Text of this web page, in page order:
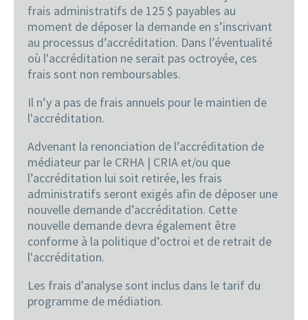
frais administratifs de 125 $ payables au
moment de déposer la demande en s’inscrivant
au processus d’accréditation. Dans l’éventualité
où l'accréditation ne serait pas octroyée, ces
frais sont non remboursables.
Il n’y a pas de frais annuels pour le maintien de
l'accréditation.
Advenant la renonciation de l’accréditation de
médiateur par le CRHA | CRIA et/ou que
l’accréditation lui soit retirée, les frais
administratifs seront exigés afin de déposer une
nouvelle demande d’accréditation. Cette
nouvelle demande devra également être
conforme à la politique d’octroi et de retrait de
l'accréditation.
Les frais d'analyse sont inclus dans le tarif du
programme de médiation.